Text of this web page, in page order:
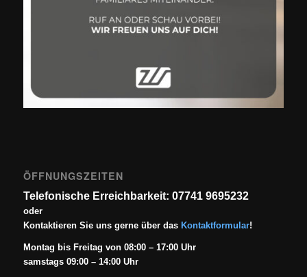
ÖFFNUNGSZEITEN
Telefonische Erreichbarkeit: 07741 9695232
oder
Kontaktieren Sie uns gerne über das Kontaktformular!
Montag bis Freitag von 08:00 – 17:00 Uhr
samstags 09:00 – 14:00 Uhr